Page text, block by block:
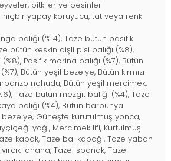
bitkiler ve besinler
hiçbir yapay koruyucu, tat veya renk
balığı (%14), Taze bütün pasifik
bütün keskin dişli pisi balığı (%8),
Pasifik morina balığı (%7), Bütün
Bütün yeşil bezelye, Bütün kırmızı
nohudu, Bütün yeşil mercimek,
Taze bütün mezgit balığı (%4), Taze
balığı (%4), Bütün barbunya
bezelye, Güneşte kurutulmuş yonca,
yağı, Mercimek lifi, Kurtulmuş
kabak, Taze bal kabağı, Taze yaban
lahana, Taze ıspanak, Taze